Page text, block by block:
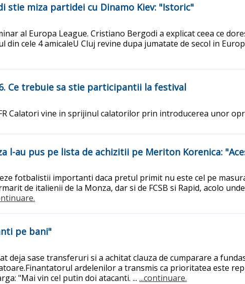
stie miza partidei cu Dinamo Kiev: "Istoric"
al Europa League. Cristiano Bergodi a explicat ceea ce
cele 4 amicaleU Cluj revine dupa jumatate de secol in
Ce trebuie sa stie participantii la festival
Calatori vine in sprijinul calatorilor prin introducerea unor
l-au pus pe lista de achizitii pe Meriton Korenica:
fotbalistii importanti daca pretul primit nu este cel pe
de italienii de la Monza, dar si de FCSB si Rapid, acolo
pe bani"
deja sase transferuri si a achitat clauza de cumparare a
ardelenilor a transmis ca prioritatea este
"Mai vin cel putin doi atacanti. ... ...continuare.